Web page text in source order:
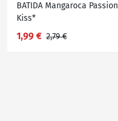
BATIDA Mangaroca Passion
Kiss*
1,99 € 2,79 €